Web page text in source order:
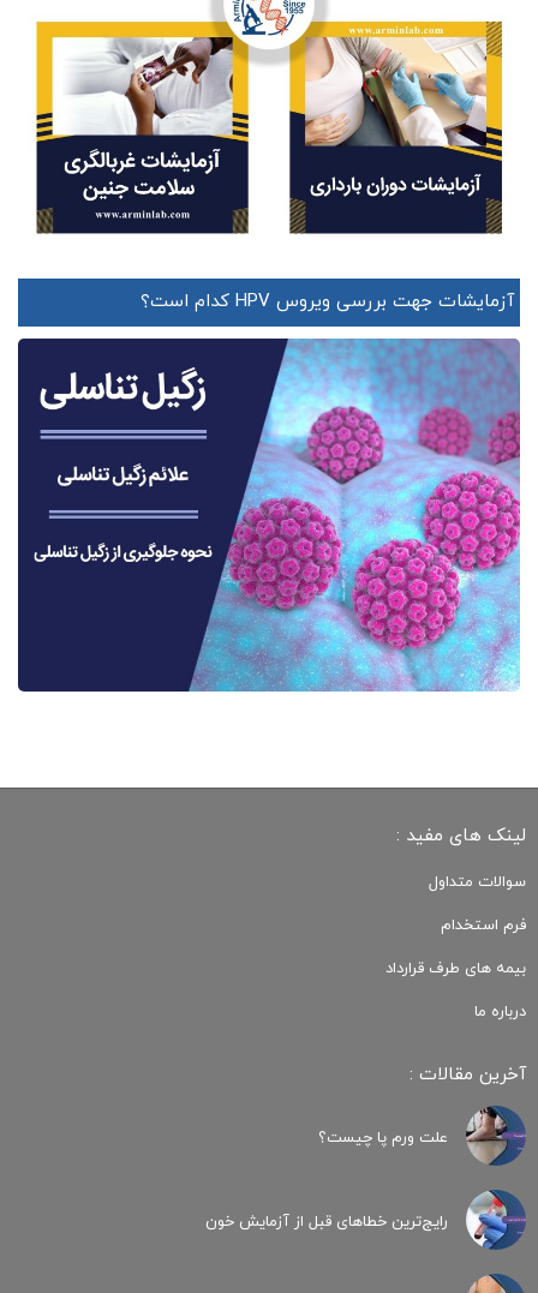
آزمایشات جهت بررسی ویروس HPV کدام است؟
لینک های مفید :
سوالات متداول
فرم استخدام
بیمه های طرف قرارداد
درباره ما
آخرین مقالات :
علت ورم پا چیست؟
رایج‌ترین خطاهای قبل از آزمایش خون